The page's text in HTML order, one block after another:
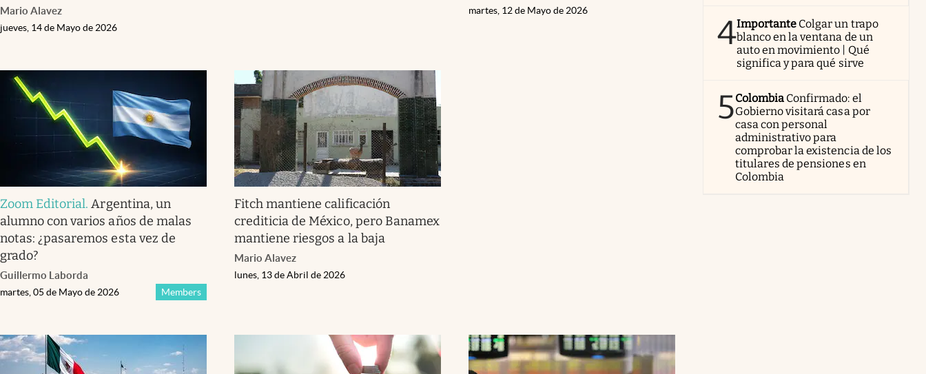
Mario Alavez
jueves, 14 de Mayo de 2026
martes, 12 de Mayo de 2026
Zoom Editorial.Argentina, un
alumno con varios años de malas
notas: ¿pasaremos esta vez de
grado?
Guillermo Laborda
Members
martes, 05 de Mayo de 2026
Fitch mantiene calificación
crediticia de México, pero Banamex
mantiene riesgos a la baja
Mario Alavez
lunes, 13 de Abril de 2026
4Importante Colgar un trapo
blanco en la ventana de un
auto en movimiento | Qué
significa y para qué sirve
5Colombia Confirmado: el
Gobierno visitará casa por
casa con personal
administrativo para
comprobar la existencia de los
titulares de pensiones en
Colombia